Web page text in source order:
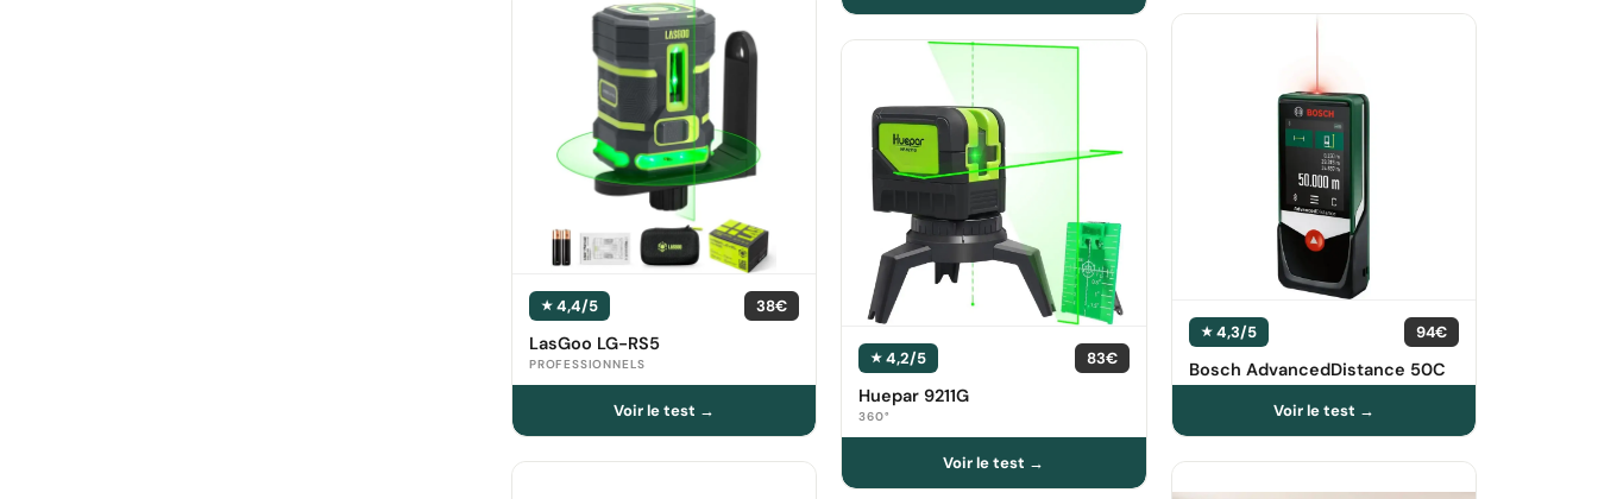
4,4/5 38€
LasGoo LG-RS5
PROFESSIONNELS
4,3/5 94€
Bosch AdvancedDistance 50C
4,2/5 83€
Huepar 9211G
360°